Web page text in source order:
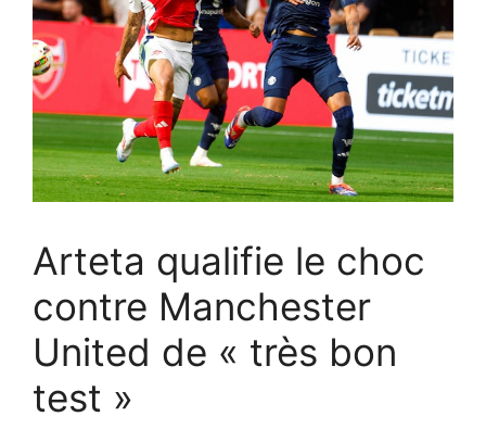
Arteta qualifie le choc
contre Manchester
United de « très bon
test »